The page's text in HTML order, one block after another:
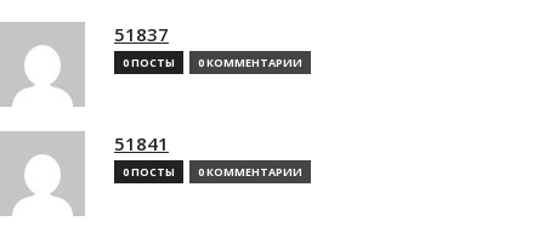
51837
0 ПОСТЫ 0 КОММЕНТАРИИ
51841
0 ПОСТЫ 0 КОММЕНТАРИИ